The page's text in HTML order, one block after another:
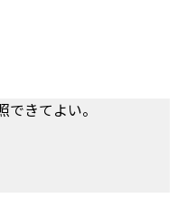
きてよい。